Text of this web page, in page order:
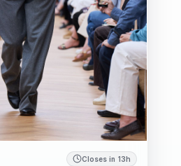
Closes in 13h